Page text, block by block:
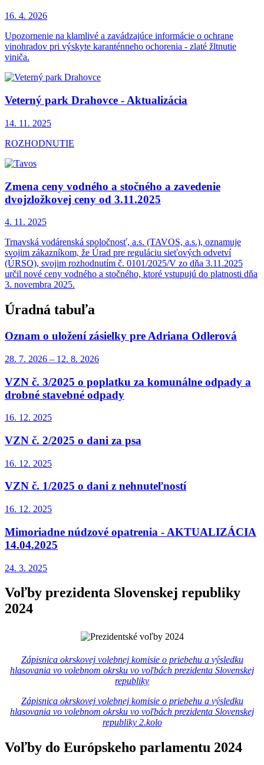
16. 4. 2026
Upozornenie na klamlivé a zavádzajúce informácie o ochrane
vinohradov pri výskyte karanténneho ochorenia - zlaté žltnutie
viniča.
Veterný park Drahovce - Aktualizácia
14. 11. 2025
ROZHODNUTIE
Zmena ceny vodného a stočného a zavedenie
dvojzložkovej ceny od 3.11.2025
4. 11. 2025
Trnavská vodárenská spoločnosť, a.s. (TAVOS, a.s.), oznamuje
svojim zákazníkom, že Úrad pre reguláciu sieťových odvetví
(ÚRSO), svojim rozhodnutím č. 0101/2025/V zo dňa 3.11.2025
určil nové ceny vodného a stočného, ktoré vstupujú do platnosti dňa
3. novembra 2025.
Úradná tabuľa
Oznam o uložení zásielky pre Adriana Odlerová
28. 7. 2026 – 12. 8. 2026
VZN č. 3/2025 o poplatku za komunálne odpady a
drobné stavebné odpady
16. 12. 2025
VZN č. 2/2025 o dani za psa
16. 12. 2025
VZN č. 1/2025 o dani z nehnuteľností
16. 12. 2025
Mimoriadne núdzové opatrenia - AKTUALIZÁCIA
14.04.2025
24. 3. 2025
Voľby prezidenta Slovenskej republiky
2024
Zápisnica okrskovej volebnej komisie o priebehu a výsledku
hlasovania vo volebnom okrsku vo voľbách prezidenta Slovenskej
republiky
Zápisnica okrskovej volebnej komisie o priebehu a výsledku
hlasovania vo volebnom okrsku vo voľbách prezidenta Slovenskej
republiky 2.kolo
Voľby do Európskeho parlamentu 2024